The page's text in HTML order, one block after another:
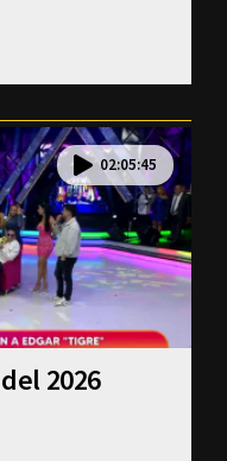
02:05:45
2026